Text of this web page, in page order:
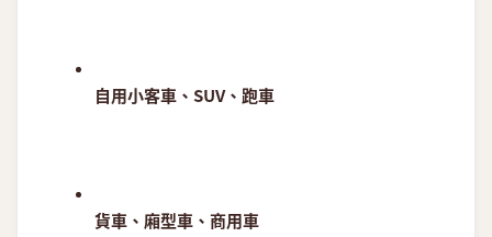
自用小客車、SUV、跑車
貨車、廂型車、商用車